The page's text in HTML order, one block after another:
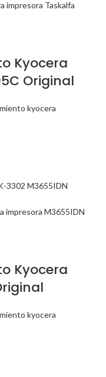
Kyocera
Original
kyocera
Kyocera
kyocera